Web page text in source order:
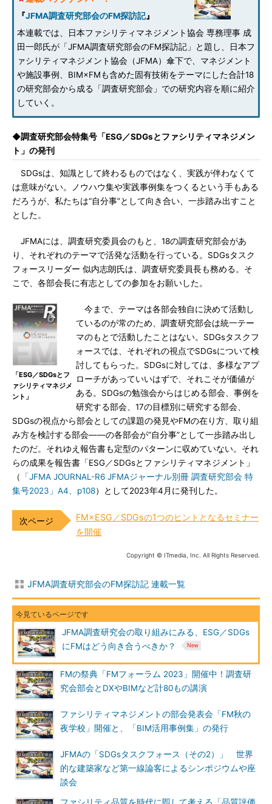
『JFMA調査研究部会のFM探訪記』
本連載では、日本ファシリティマネジメント協会 専務理事 成
田一郎氏が「JFMA調査研究部会のFM探訪記」と題し、日本フ
ァシリティマネジメント協会（JFMA）傘下で、マネジメント
や施設事例、BIM×FMも含めた固有技術をテーマにした合計18
の研究部会から成る「調査研究部会」での研究内容を順に紹介
していく。
◆調査研究部会特集号「ESG／SDGsとファシリティマネジメン
ト」の発刊
SDGsは、知識として終わるものではなく、実践が伴わなくて
は意味がない。ノウハウ集や実践事例集をつくるという手もある
だろうが、私たちは“自分事”として向き合い、一歩踏み出すこと
とした。
JFMAには、調査研究委員会のもと、18の調査研究部会があ
り、それぞれのテーマで活発な活動を行っている。SDGsタスク
フォースリーダー 似内志朗氏は、調査研究委員長も務める。そ
こで、各部会長に有志としての参加をお願いした。
「ESG／SDGsとフ
ァシリティマネジメ
ント」
今まで、テーマは各部会独自に決めて活動し
ているのが常のため、調査研究部会は統一テー
マのもとで活動したことはない。SDGsタスクフ
ォースでは、それぞれの視点でSDGsについて検
討してもらった。SDGsに対しては、多様なアプ
ローチがあっていいはずで、それこそが価値が
ある。SDGsの勉強会からはじめる部会、事例を
研究する部会、17の目標別に研究する部会、
SDGsの視点から部会としての課題の発見やFMの在り方、取り組
み方を検討する部会――の各部会が“自分事”として一歩踏み出し
たのだ。それゆえ報告書も定型のパターンに収めていない。それ
らの成果を報告書「ESG／SDGsとファシリティマネジメント」
（
「JFMA JOURNAL-R6 JFMAジャーナル別冊 調査研究部会 特
集号2023」A4、p108）として2023年4月に発刊した。
FM×ESG／SDGsの1つのヒントとなるセミナー
を開催
Copyright © ITmedia, Inc. All Rights Reserved.
JFMA調査研究部会のFM探訪記 連載一覧
JFMA調査研究会の取り組みにみる、ESG／SDGs
にFMはどう向き合うべきか？
FMの祭典「FMフォーラム 2023」開催中！調査研
究会部会とDXやBIMなど計80もの講演
ファシリティマネジメントの部会発表会「FM秋の
夜学校」開催と、「BIM活用事例集」の発行
JFMAの「SDGsタスクフォース（その2）」 世界
的な建築家など第一線論客によるシンポジウムや座
談会